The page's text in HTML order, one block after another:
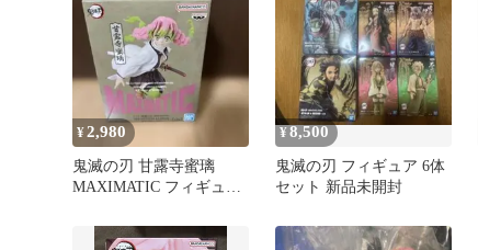
¥2,980
鬼滅の刃 甘露寺蜜璃
MAXIMATIC フィギュア
¥8,500
鬼滅の刃 フィギュア 6体
セット 新品未開封